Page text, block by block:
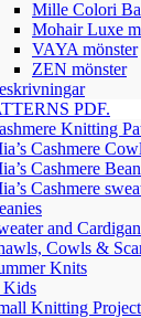
Mille Colori
Mohair Luxe
VAYA mönster
ZEN mönster
PDF.
Knitting
Cashmere
Cashmere
Cashmere
and
Cowls &
Knits
Knitting